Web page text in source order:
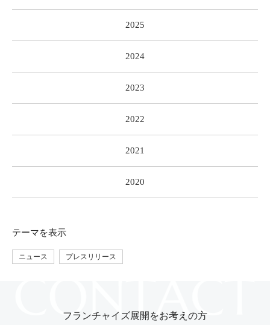
2025
2024
2023
2022
2021
2020
テーマを表示
ニュース プレスリリース
フランチャイズ展開をお考えの方